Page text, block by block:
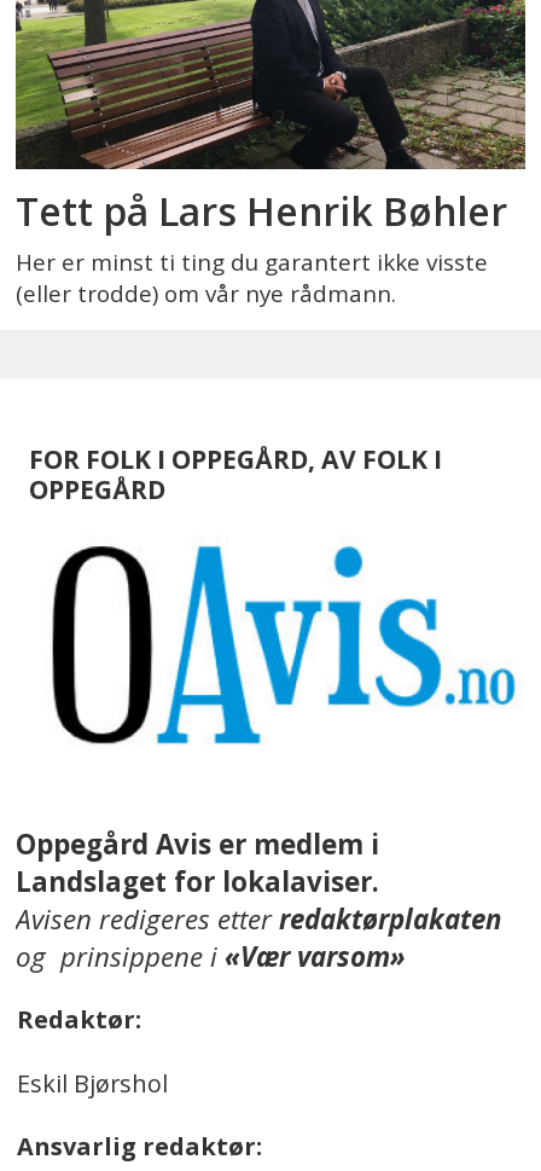
Tett på Lars Henrik Bøhler
Her er minst ti ting du garantert ikke visste
(eller trodde) om vår nye rådmann.
FOR FOLK I OPPEGÅRD, AV FOLK I
OPPEGÅRD
Oppegård Avis er medlem i
Landslaget for lokalaviser.
Avisen redigeres etterredaktørplakaten
og prinsippene i«Vær varsom»
Redaktør:
Eskil Bjørshol
Ansvarlig redaktør: